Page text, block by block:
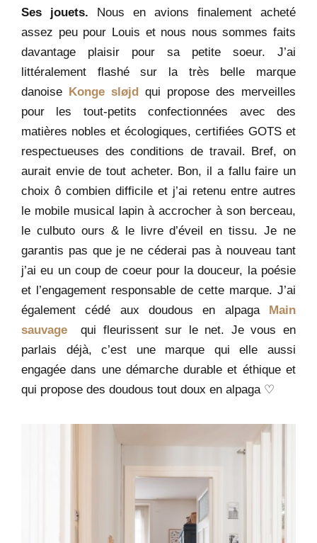
Ses jouets. Nous en avions finalement acheté
assez peu pour Louis et nous nous sommes faits
davantage plaisir pour sa petite soeur. J’ai
littéralement flashé sur la très belle marque
danoise Konge sløjd qui propose des merveilles
pour les tout-petits confectionnées avec des
matières nobles et écologiques, certifiées GOTS et
respectueuses des conditions de travail. Bref, on
aurait envie de tout acheter. Bon, il a fallu faire un
choix ô combien difficile et j’ai retenu entre autres
le mobile musical lapin à accrocher à son berceau,
le culbuto ours & le livre d’éveil en tissu. Je ne
garantis pas que je ne céderai pas à nouveau tant
j’ai eu un coup de coeur pour la douceur, la poésie
et l’engagement responsable de cette marque. J’ai
également cédé aux doudous en alpaga Main
sauvage
qui fleurissent sur le net. Je vous en
parlais déjà, c’est une marque qui elle aussi
engagée dans une démarche durable et éthique et
qui propose des doudous tout doux en alpaga ♡